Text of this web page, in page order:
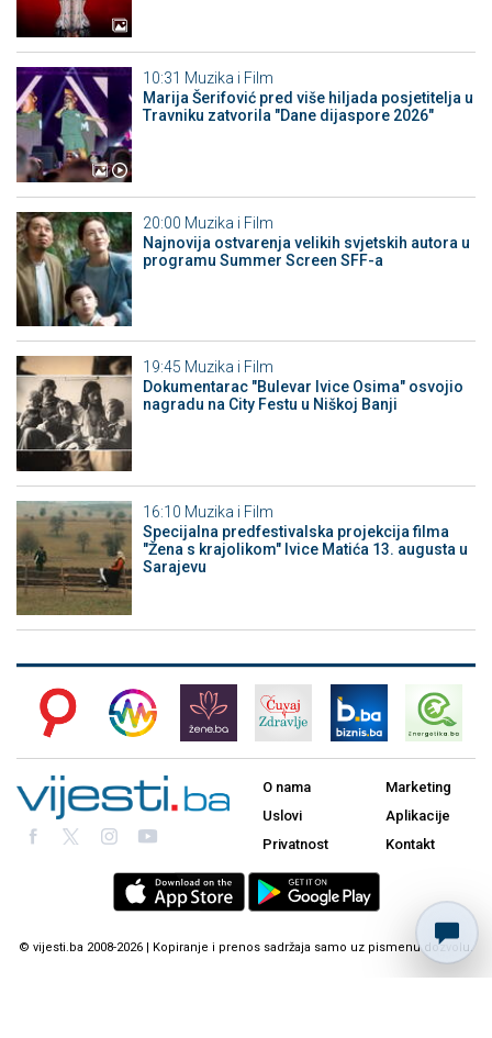
10:31 Muzika i Film
Marija Šerifović pred više hiljada posjetitelja u
Travniku zatvorila "Dane dijaspore 2026"
20:00 Muzika i Film
Najnovija ostvarenja velikih svjetskih autora u
programu Summer Screen SFF-a
19:45 Muzika i Film
Dokumentarac "Bulevar Ivice Osima" osvojio
nagradu na City Festu u Niškoj Banji
16:10 Muzika i Film
Specijalna predfestivalska projekcija filma
"Žena s krajolikom" Ivice Matića 13. augusta u
Sarajevu
O nama
Uslovi
Privatnost
Marketing
Aplikacije
Kontakt
© vijesti.ba 2008-2026 | Kopiranje i prenos sadržaja samo uz pismenu dozvolu.